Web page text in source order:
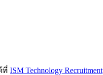
ที่ ISM Technology Recruitment